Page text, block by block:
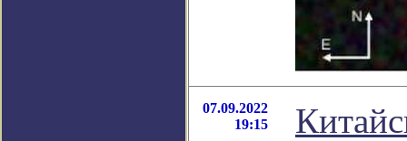
07.09.2022
19:15